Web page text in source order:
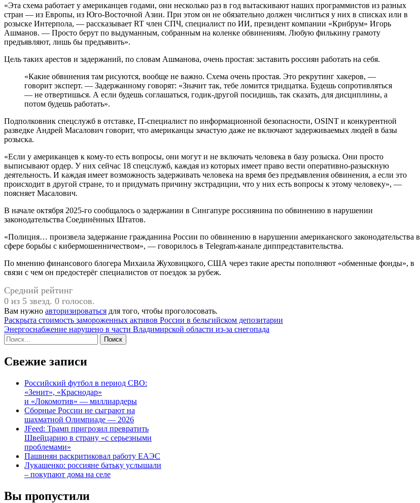
«Эта схема работает у американцев годами, они несколько раз в год вытаскивают наших программистов из разных
стран — из Европы, из Юго-Восточной Азии. При этом он не обязательно должен числиться у них в списках или в
розыске Интерпола, — рассказывает RT член СПЧ, специалист по ИИ, президент компании «Крибрум» Игорь
Ашманов. — Просто берут по выдуманным, собранным на коленке обвинениям. Любую филькину грамоту
предъявляют, лишь бы предъявить».
Цель таких арестов и задержаний, по словам Ашманова, очень простая: заставить россиян работать на себя.
«Какие обвинения там рисуются, вообще не важно. Схема очень простая. Это рекрутинг хакеров, —
говорит эксперт. — Задержанному говорят: «Значит так, тебе ломится тридцатка. Будешь сопротивляться
— не отвертишься. А если будешь соглашаться, годик-другой посидишь, так сказать, для дисциплины, а
потом будешь работать».
Подполковник спецслужб в отставке, IT-специалист по информационной безопасности, OSINT и конкурентной
разведке Андрей Масалович говорит, что американцы зачастую даже не включают задерживаемых людей в базы
розыска.
«Если у американцев к кому-то есть вопросы, они могут и не включать человека в базу розыска. Они просто
выписывают ордер. У них сейчас 18 спецслужб, каждая из которых имеет право вести оперативно-разыскную
деятельность. И каждая имеет возможность задерживать человека на время без предъявления обвинения, а если это
происходит в другой стране, то и придумать причину экстрадиции, что у них есть вопросы к этому человеку», —
поясняет Масалович.
В начале октября 2025-го сообщалось о задержании в Сингапуре россиянина по обвинению в нарушении
законодательства Соединённых Штатов.
«Полиция… произвела задержание гражданина России по обвинению в нарушении американского законодательства в
сфере борьбы с кибермошенничеством», — говорилось в Telegram-канале диппредставительства.
По мнению финансового блогера Михаила Жуховицкого, США через такие аресты пополняют «обменные фонды», в
связи с чем он предостерёг специалистов от поездок за рубеж.
Средний рейтинг
0 из 5 звезд. 0 голосов.
Вам нужно авторизироваться для того, чтобы проголосовать.
Навигация
по
записям
Раскрыта стоимость замороженных активов России в бельгийском депозитарии
Энергоснабжение нарушено в части Владимирской области из-за снегопада
Найти:
Свежие записи
Российский футбол в период СВО:
«Зенит», «Краснодар»
и «Локомотив» — миллиардеры
Сборные России не сыграют на
шахматной Олимпиаде — 2026
JFeed: Трамп пригрозил превратить
Швейцарию в страну «с серьезными
проблемами»
Пашинян раскритиковал работу ЕАЭС
Лукашенко: россияне батьку услышали
– покупают дома на селе
Вы пропустили